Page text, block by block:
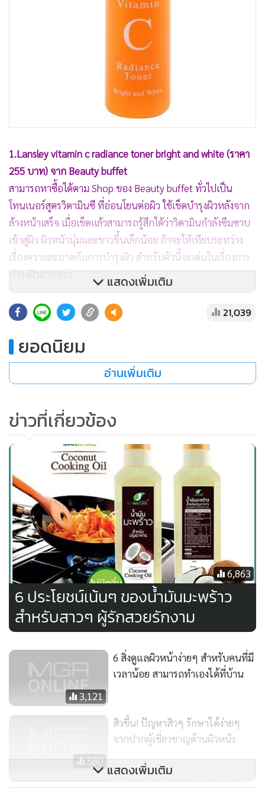
1.Lansley vitamin c radiance toner bright and white (ราคา
255 บาท) จาก Beauty buffet
สามารถหาซื้อได้ตาม Shop ของ Beauty buffet ทั่วไปเป็น
โทนเนอร์สูตรวิตามินซี ที่อ่อนโยนต่อผิว ใช้เช็ดบำรุงผิวหลังจาก
ล้างหน้าเสร็จ เมื่อเช็ดแล้วสามารถรู้สึกได้ว่าวิตามินกำลังซึมซาบ
เข้าสู่ผิว ผิวหน้านุ่มและขาวขึ้นเล็กน้อย ถ้าจะให้เทียบระหว่าง
เรื่องความสะอาดกับการบำรุงผิว สำหรับตัวนี้จะเด่นในเรื่องการ
บำรุงผิวมากกว่า
แสดงเพิ่มเติม
21,039
ยอดนิยม
อ่านเพิ่มเติม
ข่าวที่เกี่ยวข้อง
6,863
6 ประโยชน์เน้นๆ ของน้ำมันมะพร้าว
สำหรับสาวๆ ผู้รักสวยรักงาม
3,121
6 สิ่งดูแลผิวหน้าง่ายๆ สำหรับคนที่มี
เวลาน้อย สามารถทำเองได้ที่บ้าน
580
สิวขึ้น! ปัญหาสิวๆ รักษาได้ง่ายๆ
จากปากผู้เชี่ยวชาญด้านผิวหนัง
วิธีรักษาสิวอย่างรวดเร็วในชั่วข้ามคืน
แสดงเพิ่มเติม